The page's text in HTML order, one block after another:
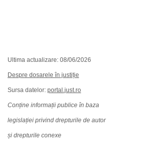
Ultima actualizare: 08/06/2026
Despre dosarele în justiție
Sursa datelor: portal.just.ro
Conține informații publice în baza
legislației privind drepturile de autor
și drepturile conexe